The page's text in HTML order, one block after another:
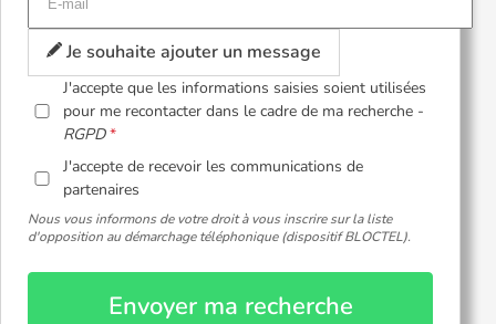
Je souhaite ajouter un message
J'accepte que les informations saisies soient utilisées
pour me recontacter dans le cadre de ma recherche -
RGPD
J'accepte de recevoir les communications de
partenaires
Nous vous informons de votre droit à vous inscrire sur la liste
d'opposition au démarchage téléphonique (dispositif BLOCTEL).
Envoyer ma recherche